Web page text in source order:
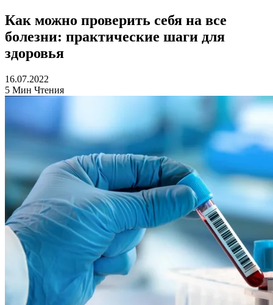
Как можно проверить себя на все
болезни: практические шаги для
здоровья
16.07.2022
5 Мин Чтения